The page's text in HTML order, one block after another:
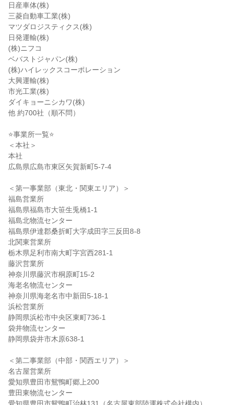
日産車体(株)
三菱自動車工業(株)
マツダロジスティクス(株)
日発運輸(株)
(株)ニフコ
ベバストジャパン(株)
(株)ハイレックスコーポレーション
大興運輸(株)
市光工業(株)
ダイキョーニシカワ(株)
他 約700社（順不問）
⭐事業所一覧⭐
＜本社＞
本社
広島県広島市東区矢賀新町5-7-4
＜第一事業部（東北・関東エリア）＞
福島営業所
福島県福島市大笹生兎橋1-1
福島北物流センター
福島県伊達郡桑折町大字成田字三反田8-8
北関東営業所
栃木県足利市南大町字宮西281-1
藤沢営業所
神奈川県藤沢市桐原町15-2
海老名物流センター
神奈川県海老名市中新田5-18-1
浜松営業所
静岡県浜松市中央区東町736-1
袋井物流センター
静岡県袋井市木原638-1
＜第二事業部（中部・関西エリア）＞
名古屋営業所
愛知県豊田市鴛鴨町郷上200
豊田東物流センター